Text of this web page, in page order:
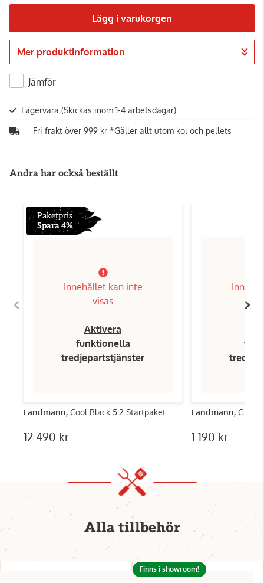
Lägg i varukorgen
Gå till kassan
Mer produktinformation
Jämför
Lagervara (Skickas inom 1-4 arbetsdagar)
Fri frakt över 999 kr *Gäller allt utom kol och pellets
Andra har också beställt
Paketpris
Spara 4%
Innehållet kan inte
visas
Aktivera
funktionella
tredjepartstjänster
Landmann, Cool Black 5.2 Startpaket
12 490 kr
Landmann,
1 190 kr
Alla tillbehör
Finns i showroom!